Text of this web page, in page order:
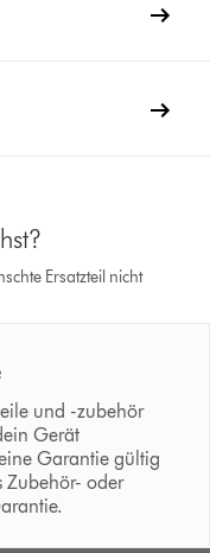
Ersatzteil nicht
und -zubehör
Gerät
Garantie gültig
Zubehör- oder